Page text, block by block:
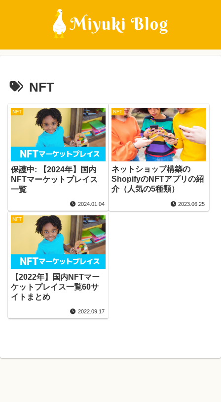
NFT
NFT
保護中: 【2024年】国内
NFTマーケットプレイス
一覧
2024.01.04
NFT
ネットショップ構築の
ShopifyのNFTアプリの紹
介（人気の5種類）
2023.06.25
NFT
【2022年】国内NFTマー
ケットプレイス一覧60サ
イトまとめ
2022.09.17